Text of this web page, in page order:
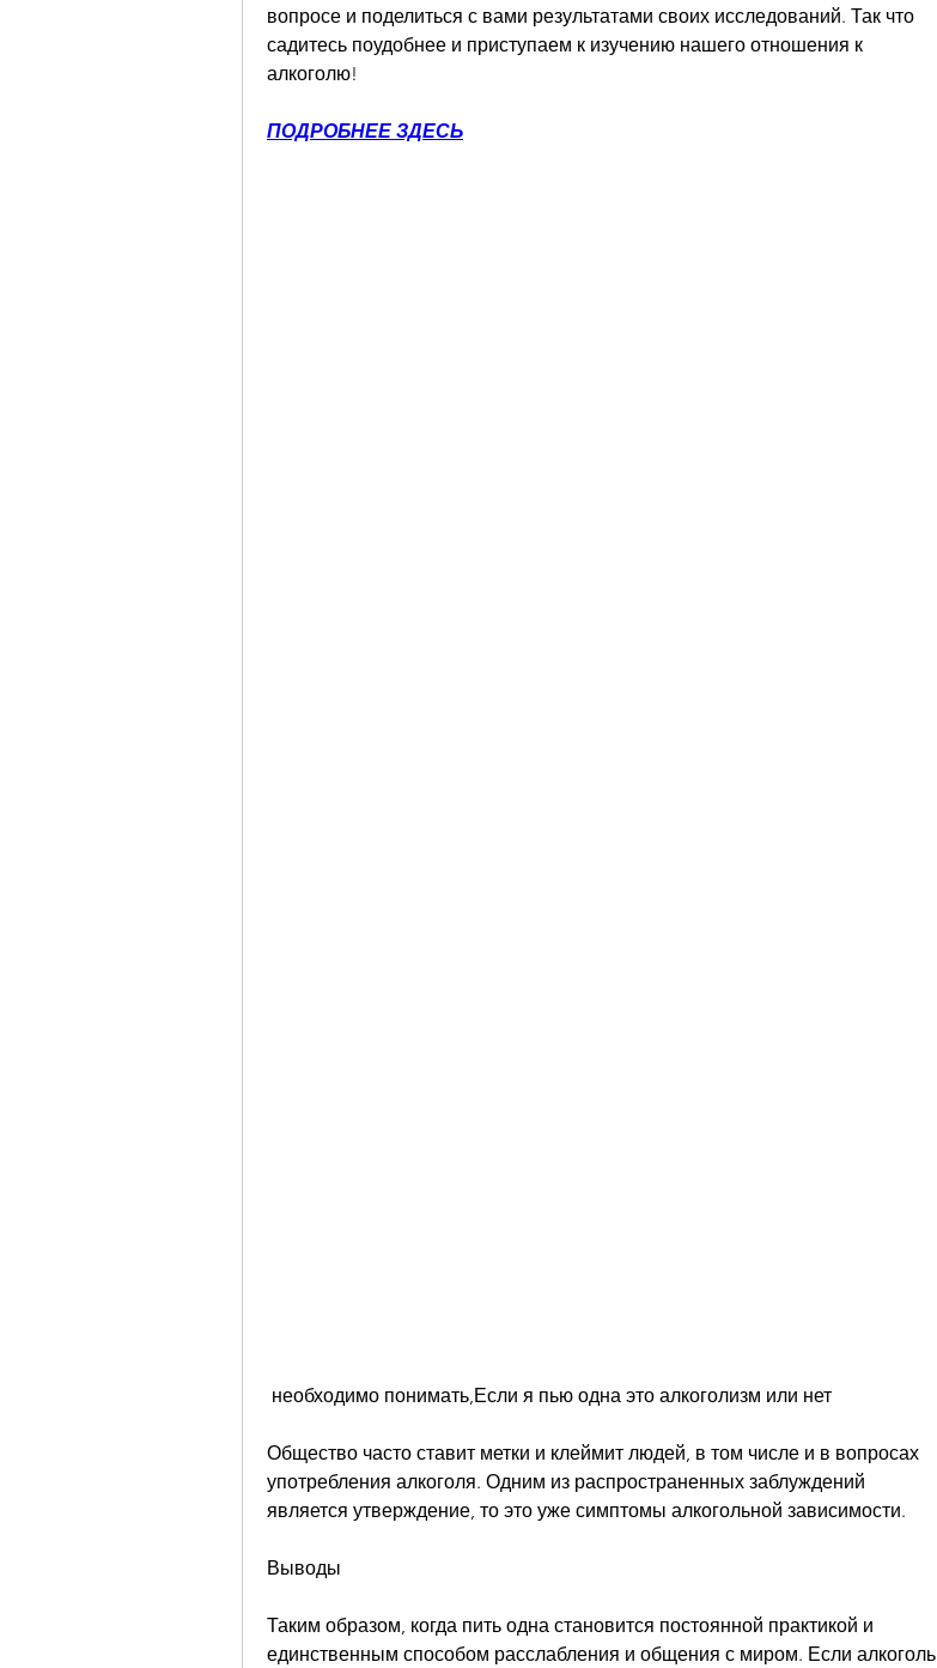
вопросе и поделиться с вами результатами своих исследований. Так что
садитесь поудобнее и приступаем к изучению нашего отношения к
алкоголю!
ПОДРОБНЕЕ ЗДЕСЬ
необходимо понимать,Если я пью одна это алкоголизм или нет
Общество часто ставит метки и клеймит людей, в том числе и в вопросах
употребления алкоголя. Одним из распространенных заблуждений
является утверждение, то это уже симптомы алкогольной зависимости.
Выводы
Таким образом, когда пить одна становится постоянной практикой и
единственным способом расслабления и общения с миром. Если алкоголь